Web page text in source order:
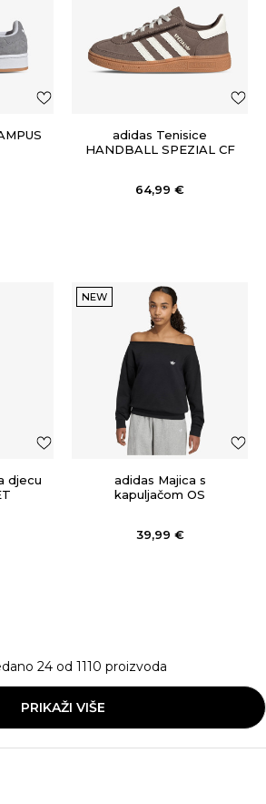
adidas Tenisice
HANDBALL SPEZIAL CF
64,99 €
djecu
NEW
adidas Majica s
kapuljačom OS
39,99 €
24od 1110 proizvoda
PRIKAŽI VIŠE